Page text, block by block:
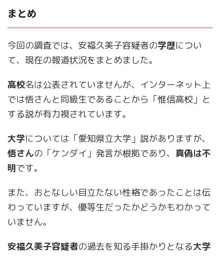
まとめ
今回の調査では、安福久美子容疑者の学歴につい
て、現在の報道状況をまとめました。
高校名は公表されていませんが、インターネット上
では悟さんと同級生であることから「惟信高校」と
する説が有力視されています。
大学については「愛知県立大学」説がありますが、
悟さんの「ケンダイ」発言が根拠であり、 真偽は不
明です。
また、おとなしい目立たない性格であったことは伝
わっていますが、優等生だったかどうかもわかって
いません。
安福久美子容疑者の過去を知る手掛かりとなる大学